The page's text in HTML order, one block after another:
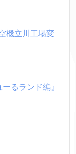
機立川工場変
るランド編』